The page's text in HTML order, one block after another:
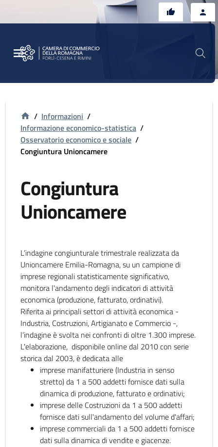
/ Informazioni /
Informazione economico-statistica /
Osservatorio economico e sociale /
Congiuntura Unioncamere
Congiuntura
Unioncamere
L’indagine congiunturale trimestrale realizzata da
Unioncamere Emilia-Romagna, su un campione di
imprese regionali statisticamente significativo,
monitora l'andamento degli indicatori di attività
economica (produzione, fatturato, ordinativi).
Riferita ai principali settori di attività economica -
Industria, Costruzioni, Artigianato e Commercio -,
l’indagine è svolta nei confronti di oltre 1.300 imprese.
L'elaborazione, disponibile online dal 2010 con serie
storica dal 2003, è dedicata alle
imprese manifatturiere (Industria in senso
stretto) da 1 a 500 addetti fornisce dati sulla
dinamica di produzione, fatturato e ordinativi;
imprese delle Costruzioni da 1 a 500 addetti
fornisce dati sull'andamento del volume d'affari;
imprese commerciali da 1 a 500 addetti fornisce
dati sulla dinamica di vendite e giacenze.